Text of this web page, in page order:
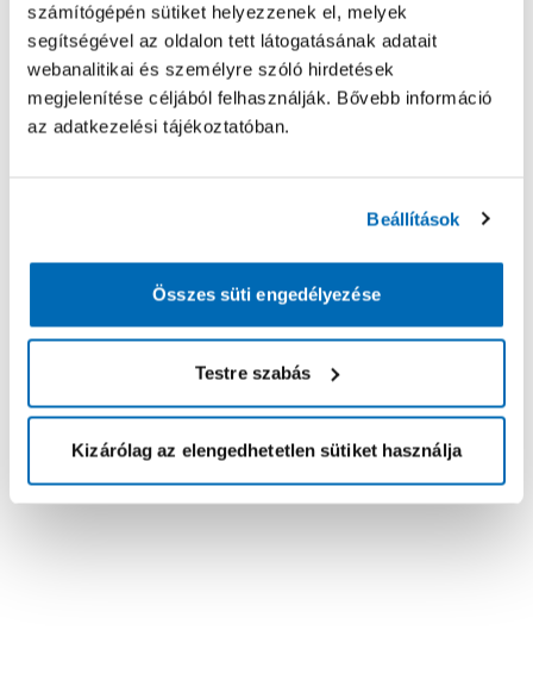
számítógépén sütiket helyezzenek el, melyek
segítségével az oldalon tett látogatásának adatait
webanalitikai és személyre szóló hirdetések
megjelenítése céljából felhasználják. Bővebb információ
az adatkezelési tájékoztatóban.
Beállítások
Összes süti engedélyezése
Testre szabás
Kizárólag az elengedhetetlen sütiket használja